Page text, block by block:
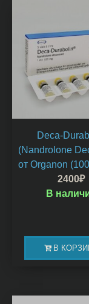
Deca-
(Nandrolone
от Organon
2400₽
В
В